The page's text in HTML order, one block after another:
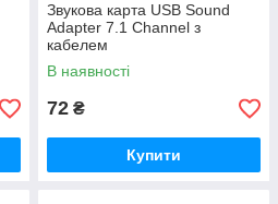
Звукова карта USB Sound
Adapter 7.1 Channel з
кабелем
В наявності
72 ₴
Купити